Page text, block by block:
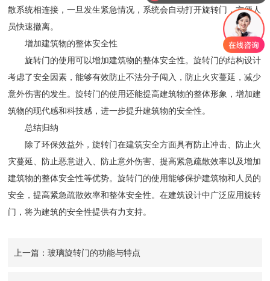
散系统相连接，一旦发生紧急情况，系统会自动打开旋转门，方便人
员快速撤离。
增加建筑物的整体安全性
旋转门的使用可以增加建筑物的整体安全性。旋转门的结构设计
考虑了安全因素，能够有效防止不法分子闯入，防止火灾蔓延，减少
意外伤害的发生。旋转门的使用还能提高建筑物的整体形象，增加建
筑物的现代感和科技感，进一步提升建筑物的安全性。
总结归纳
除了环保效益外，旋转门在建筑安全方面具有防止冲击、防止火
灾蔓延、防止恶意进入、防止意外伤害、提高紧急疏散效率以及增加
建筑物的整体安全性等优势。旋转门的使用能够保护建筑物和人员的
安全，提高紧急疏散效率和整体安全性。在建筑设计中广泛应用旋转
门，将为建筑的安全性提供有力支持。
上一篇：玻璃旋转门的功能与特点